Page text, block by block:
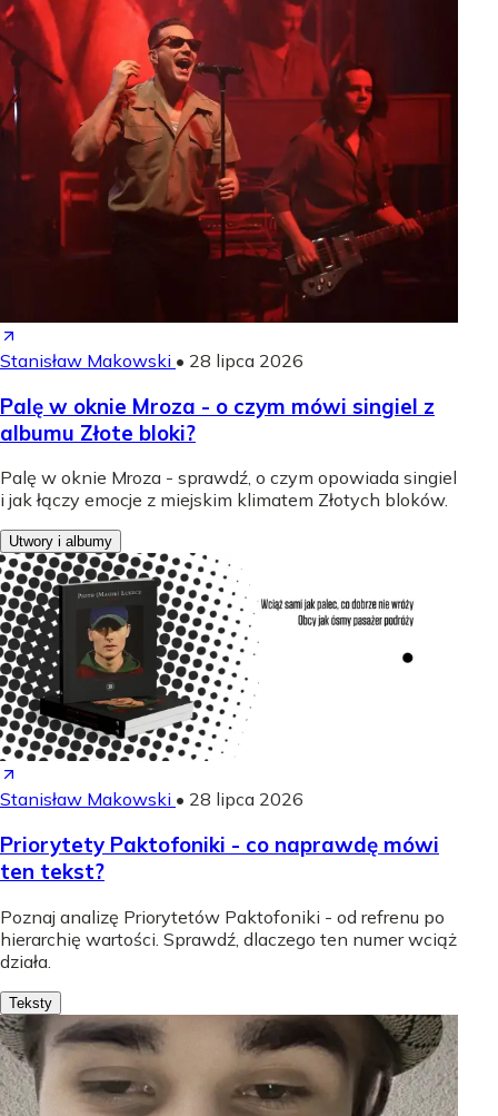
Stanisław Makowski • 28 lipca 2026
Palę w oknie Mroza - o czym mówi singiel z
albumu Złote bloki?
Palę w oknie Mroza - sprawdź, o czym opowiada singiel
i jak łączy emocje z miejskim klimatem Złotych bloków.
Utwory i albumy
Stanisław Makowski • 28 lipca 2026
Priorytety Paktofoniki - co naprawdę mówi
ten tekst?
Poznaj analizę Priorytetów Paktofoniki - od refrenu po
hierarchię wartości. Sprawdź, dlaczego ten numer wciąż
działa.
Teksty